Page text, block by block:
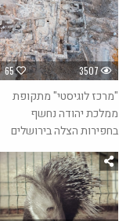
65 3507
"מרכז לוגיסטי" מתקופת
ממלכת יהודה נחשף
בחפירות הצלה בירושלים